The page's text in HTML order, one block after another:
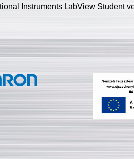
Instruments LabView Student